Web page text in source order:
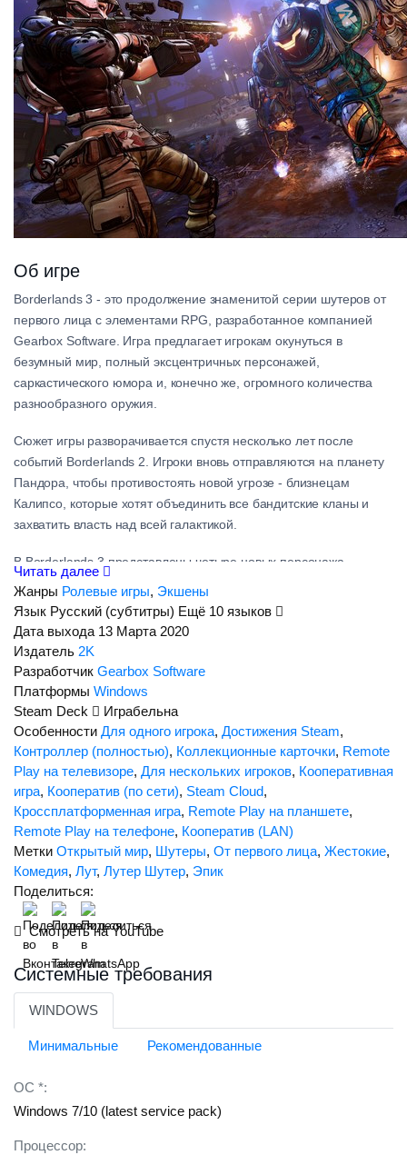
Об игре
Borderlands 3 - это продолжение знаменитой серии шутеров от
первого лица с элементами RPG, разработанное компанией
Gearbox Software. Игра предлагает игрокам окунуться в
безумный мир, полный эксцентричных персонажей,
саркастического юмора и, конечно же, огромного количества
разнообразного оружия.
Сюжет игры разворачивается спустя несколько лет после
событий Borderlands 2. Игроки вновь отправляются на планету
Пандора, чтобы противостоять новой угрозе - близнецам
Калипсо, которые хотят объединить все бандитские кланы и
захватить власть над всей галактикой.
В Borderlands 3 представлены четыре новых персонажа,
каждый из которых обладает уникальными способностями и
стилем игры. Игроки могут выбрать персонажа, который
наиболее соответствует их предпочтениям, и прокачивать его в
соответствии с выбранным стилем.
Одной из особенностей Borderlands 3 является огромное
количество оружия - буквально тысячи вариантов, каждый из
которых имеет свои уникальные характеристики и способности.
Кроме того, игра предлагает обширные возможности для
исследования мира, выполнения дополнительных заданий и
сражений с боссами.
Borderlands 3 - это отличный выбор для любителей динамичных
шутеров с элементами RPG, которые ценят нестандартный
подход, оригинальный графический стиль и черный юмор.
Особенности игры
Огромное количество уникального оружия.
Четыре новых игровых персонажа с уникальными
Обширный игровой мир для исследования.
Саркастический юмор и эксцентричные персонажи.
друзьями.
Читать далее
Жанры Ролевые игры, Экшены
Язык Русский (субтитры) Ещё 10 языков
Дата выхода 13 Марта 2020
Издатель 2K
Разработчик Gearbox Software
Платформы Windows
Steam Deck
Играбельна
Особенности Для одного игрока, Достижения Steam,
Контроллер (полностью), Коллекционные карточки, Remote
Play на телевизоре, Для нескольких игроков, Кооперативная
игра, Кооператив (по сети), Steam Cloud,
Кроссплатформенная игра, Remote Play на планшете,
Remote Play на телефоне, Кооператив (LAN)
Метки Открытый мир, Шутеры, От первого лица, Жестокие,
Комедия, Лут, Лутер Шутер, Эпик
Поделиться:
Смотреть на YouTube
Системные требования
WINDOWS
Минимальные Рекомендованные
ОС *:
Windows 7/10 (latest service pack)
Процессор: